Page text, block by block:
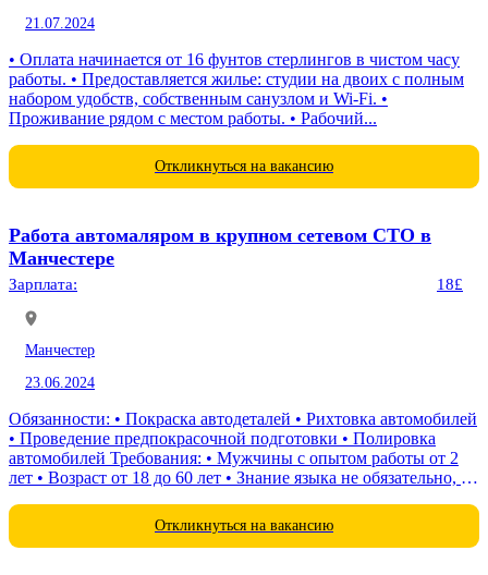
21.07.2024
• Оплата начинается от 16 фунтов стерлингов в чистом часу
работы. • Предоставляется жилье: студии на двоих с полным
набором удобств, собственным санузлом и Wi-Fi. •
Проживание рядом с местом работы. • Рабочий...
Откликнуться на вакансию
Работа автомаляром в крупном сетевом СТО в
Манчестере
Зарплата: 18£
Манчестер
23.06.2024
Обязанности: • Покраска автодеталей • Рихтовка автомобилей
• Проведение предпокрасочной подготовки • Полировка
автомобилей Требования: • Мужчины с опытом работы от 2
лет • Возраст от 18 до 60 лет • Знание языка не обязательно, но
Откликнуться на вакансию